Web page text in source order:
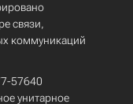
связи,
коммуникаций
57640
унитарное